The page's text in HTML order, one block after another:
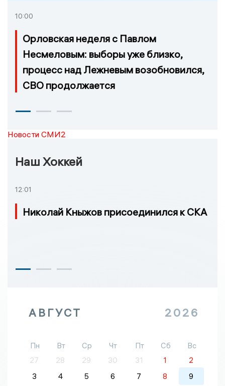
10:00
Орловская неделя с Павлом
Несмеловым: выборы уже близко,
процесс над Лежневым возобновился,
СВО продолжается
Новости СМИ2
Наш Хоккей
12:01
Николай Кныжов присоединился к СКА
АВГУСТ 2026
Пн Вт Ср Чт Пт Сб
Вс
27
28 29 30 31 1
2
3
4 5 6 7 8
9